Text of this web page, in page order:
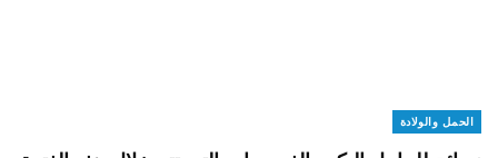
الحمل والولادة